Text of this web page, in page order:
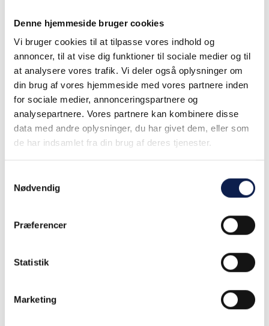
Denne hjemmeside bruger cookies
Vi bruger cookies til at tilpasse vores indhold og
annoncer, til at vise dig funktioner til sociale medier og til
at analysere vores trafik. Vi deler også oplysninger om
din brug af vores hjemmeside med vores partnere inden
for sociale medier, annonceringspartnere og
analysepartnere. Vores partnere kan kombinere disse
data med andre oplysninger, du har givet dem, eller som
de har indsamlet fra din brug af deres tjenester.
Nødvendig
Præferencer
Statistik
Marketing
Branchefokus
Automotive
fiskeri